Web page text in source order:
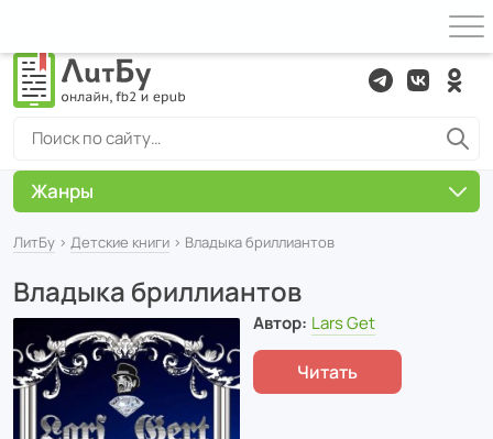
ЛитБу › Детские книги › Владыка бриллиантов
Владыка бриллиантов
Автор: Lars Get
Читать
Жанры